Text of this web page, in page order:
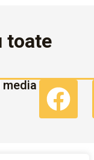
toate
F
a